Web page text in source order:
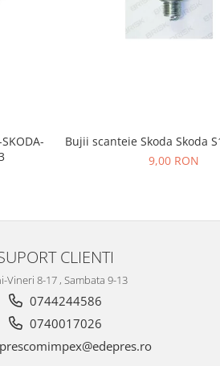
Bujii scanteie Skoda Skoda
9,00 RON
CLIENTI
Vineri 8-17 , Sambata 9-13
0744244586
0740017026